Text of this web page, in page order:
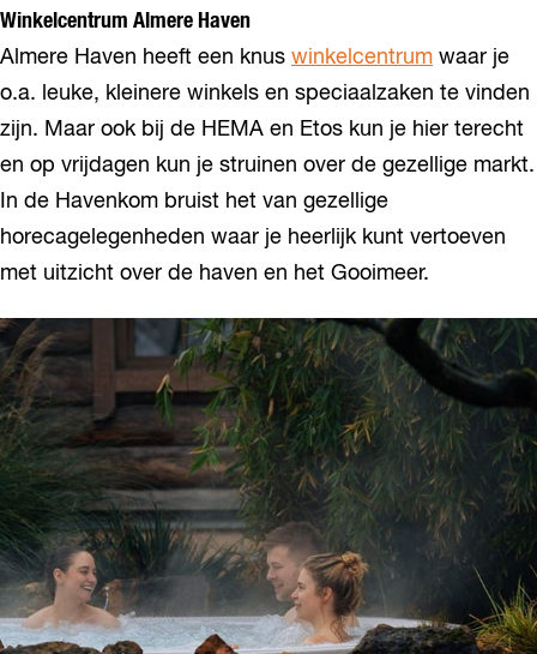
Winkelcentrum Almere Haven
Almere Haven heeft een knus winkelcentrum waar je
o.a. leuke, kleinere winkels en speciaalzaken te vinden
zijn. Maar ook bij de HEMA en Etos kun je hier terecht
en op vrijdagen kun je struinen over de gezellige markt.
In de Havenkom bruist het van gezellige
horecagelegenheden waar je heerlijk kunt vertoeven
met uitzicht over de haven en het Gooimeer.